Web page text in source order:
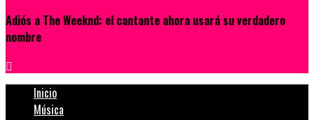
Adiós a The Weeknd: el cantante ahora usará su verdadero
nombre
Inicio
Música